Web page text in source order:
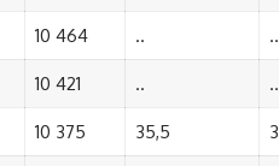
10 464 .. ..
10 421 .. ..
10 375 35,5